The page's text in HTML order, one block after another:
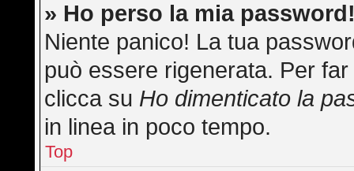
» Ho perso la mia
Niente panico! La tua
può essere rigenerata. Per
clicca su Ho dimenticato la
in linea in poco tempo.
Top